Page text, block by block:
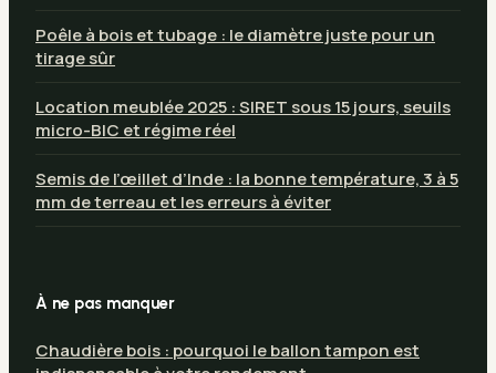
Poêle à bois et tubage : le diamètre juste pour un
tirage sûr
Location meublée 2025 : SIRET sous 15 jours, seuils
micro-BIC et régime réel
Semis de l’œillet d’Inde : la bonne température, 3 à 5
mm de terreau et les erreurs à éviter
À ne pas manquer
Chaudière bois : pourquoi le ballon tampon est